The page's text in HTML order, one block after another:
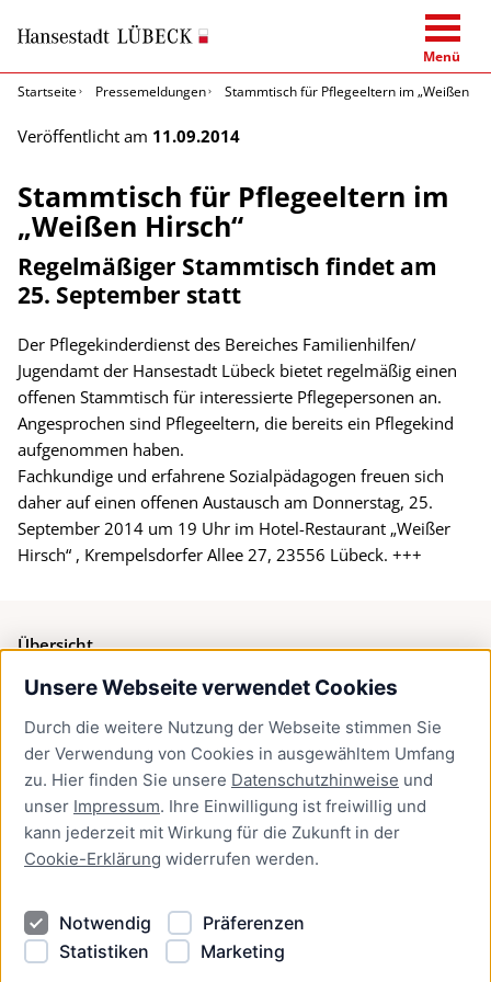
Unsere Webseite verwendet Cookies
Durch die weitere Nutzung der Webseite stimmen Sie
der Verwendung von Cookies in ausgewähltem Umfang
zu. Hier finden Sie unsere Datenschutzhinweise und
unser Impressum. Ihre Einwilligung ist freiwillig und
kann jederzeit mit Wirkung für die Zukunft in der
Cookie-Erklärung widerrufen werden.
Notwendig
Präferenzen
Statistiken
Marketing
Menü
Startseite
Pressemeldungen Stammtisch für Pflegeeltern im „Weißen
Veröffentlicht am 11.09.2014
Stammtisch für Pflegeeltern im
„Weißen Hirsch“
Regelmäßiger Stammtisch findet am
25. September statt
Der Pflegekinderdienst des Bereiches Familienhilfen/
Jugendamt der Hansestadt Lübeck bietet regelmäßig einen
offenen Stammtisch für interessierte Pflegepersonen an.
Angesprochen sind Pflegeeltern, die bereits ein Pflegekind
aufgenommen haben.
Fachkundige und erfahrene Sozialpädagogen freuen sich
daher auf einen offenen Austausch am Donnerstag, 25.
September 2014 um 19 Uhr im Hotel-Restaurant „Weißer
Hirsch“ , Krempelsdorfer Allee 27, 23556 Lübeck. +++
Übersicht
Bürgerservice
Presse
Newsletter Lübeck:kompakt
Kontakt
Kontakt
Datenschutzhinweise
Barrierefreiheit